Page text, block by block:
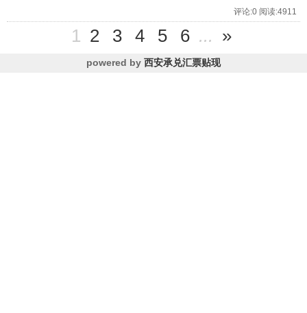
评论:0 阅读:4911
1 2 3 4 5 6 ... »
powered by 西安承兑汇票贴现